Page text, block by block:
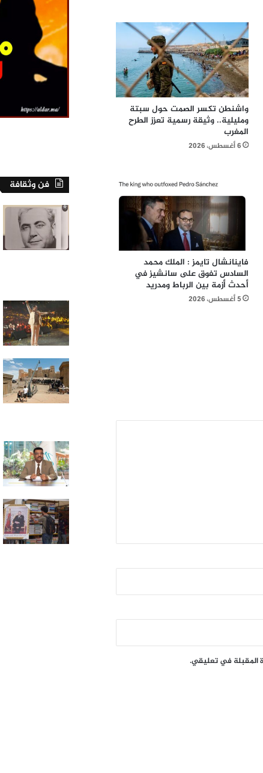
واشنطن تكسر الصمت حول سبتة
ومليلية.. وثيقة رسمية تعزز الطرح
المغرب
6 أغسطس، 2026
فاينانشال تايمز : الملك محمد
السادس تفوق على سانشيز في
أحدث أزمة بين الرباط ومدريد
5 أغسطس، 2026
المقبلة في تعليقي.
فن وثقافة